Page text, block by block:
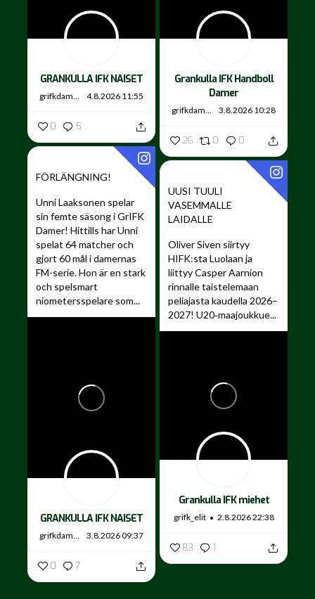
GRANKULLA IFK NAISET
grifkdamer 4.8.2026 11:55
0 5
Grankulla IFK Handboll
Damer
grifkdamer 3.8.2026 10:28
26 0 0
FÖRLÄNGNING!
Unni Laaksonen spelar
sin femte säsong i GrIFK
Damer! Hittills har Unni
spelat 64 matcher och
gjort 60 mål i damernas
FM-serie. Hon är en stark
och spelsmart
niometersspelare som...
GRANKULLA IFK NAISET
grifkdamer 3.8.2026 09:37
0 7
UUSI TUULI
VASEMMALLE
LAIDALLE ️
Oliver Siven siirtyy
HIFK:sta Luolaan ja
liittyy Casper Aarnion
rinnalle taistelemaan
peliajasta kaudella 2026–
2027! U20‑maajoukkue...
Grankulla IFK miehet
grifk_elit 2.8.2026 22:38
83 1